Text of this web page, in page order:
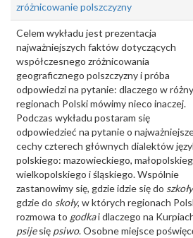
zróżnicowanie polszczyzny
Celem wykładu jest prezentacja
najważniejszych faktów dotyczących
współczesnego zróżnicowania
geograficznego polszczyzny i próba
odpowiedzi na pytanie: dlaczego w
regionach Polski mówimy nieco inaczej.
Podczas wykładu postaram się
odpowiedzieć na pytanie o
cechy czterech głównych dialektów
polskiego: mazowieckiego,
wielkopolskiego i śląskiego. Wspólnie
zastanowimy się, gdzie idzie się do szkoły
gdzie do skoły, w których regionach
rozmowa to godkai dlaczego na
psijesię psiwo. Osobne miejsce